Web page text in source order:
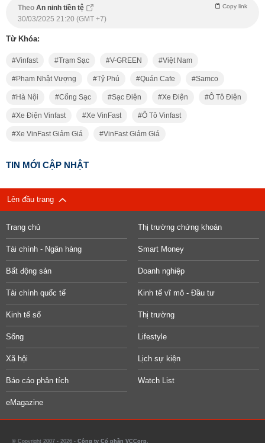
Theo An ninh tiền tệ Copy link
30/03/2025 21:20 (GMT +7)
Từ Khóa:
Vinfast Trạm Sạc V-GREEN Việt Nam
Phạm Nhật Vượng Tỷ Phú Quán Cafe Samco
Hà Nội Cổng Sạc Sạc Điện Xe Điện Ô Tô Điện
Xe Điện Vinfast Xe VinFast Ô Tô Vinfast
Xe VinFast Giảm Giá VinFast Giảm Giá
TIN MỚI CẬP NHẬT
Lên đầu trang
Trang chủ Thị trường chứng khoán
Tài chính - Ngân hàng Smart Money
Bất động sản Doanh nghiệp
Tài chính quốc tế Kinh tế vĩ mô - Đầu tư
Kinh tế số Thị trường
Sống Lifestyle
Xã hội Lịch sự kiện
Báo cáo phân tích Watch List
eMagazine
© Copyright 2007 - 2026 - Công ty Cổ phần VCCorp.